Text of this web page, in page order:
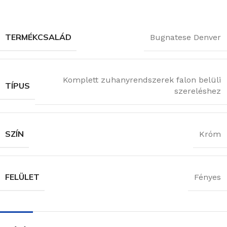
TERMÉKCSALÁD Bugnatese Denver
TÍPUS
Komplett zuhanyrendszerek falon belüli
szereléshez
SZÍN Króm
FELÜLET Fényes